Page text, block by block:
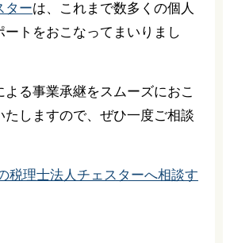
ターは、これまで数多くの個人
ートをおこなってまいりまし
る事業承継をスムーズにおこ
たしますので、ぜひ一度ご相談
理士法人チェスターへ相談す